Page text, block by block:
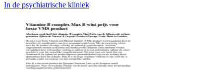
In de psychiatrische kliniek